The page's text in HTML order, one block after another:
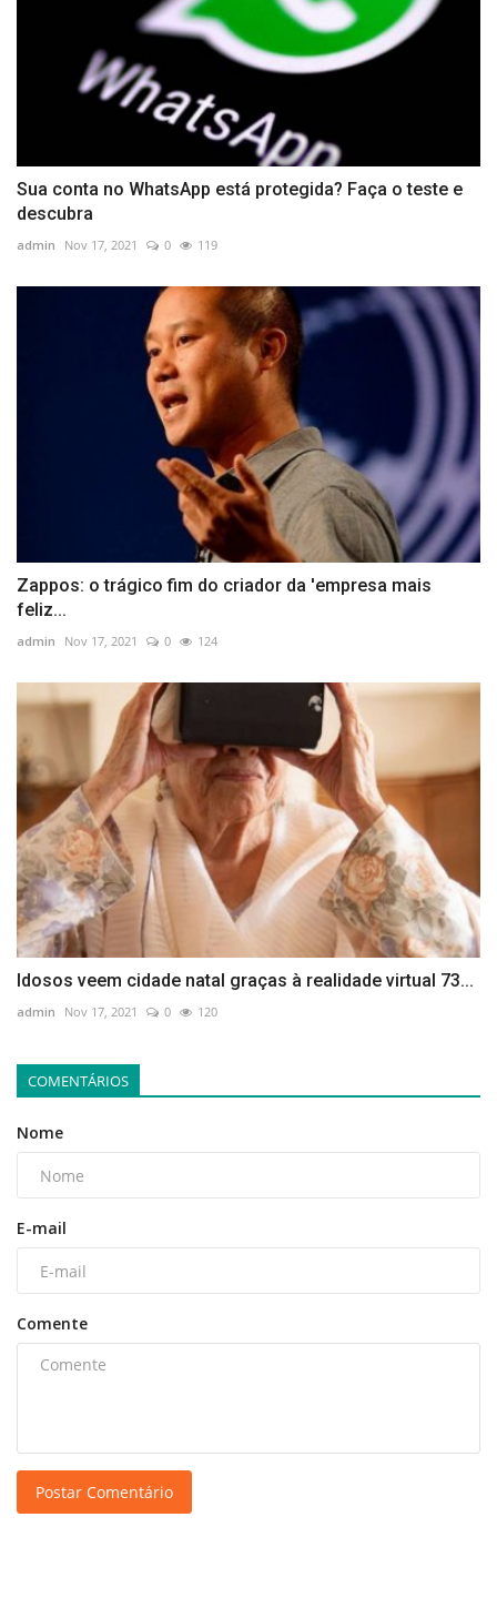
Sua conta no WhatsApp está protegida? Faça o teste e
descubra
admin Nov 17, 2021 0 119
Zappos: o trágico fim do criador da 'empresa mais
feliz...
admin Nov 17, 2021 0 124
Idosos veem cidade natal graças à realidade virtual 73...
admin Nov 17, 2021 0 120
COMENTÁRIOS
Nome
E-mail
Comente
Postar Comentário